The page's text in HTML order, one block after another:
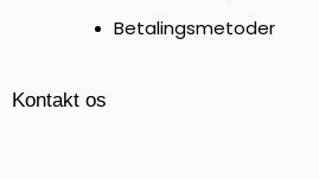
Betalingsmetoder
Kontakt os